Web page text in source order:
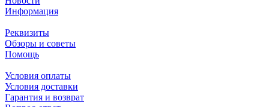
Информация
Реквизиты
Обзоры и советы
Помощь
Условия оплаты
Условия доставки
Гарантия и возврат